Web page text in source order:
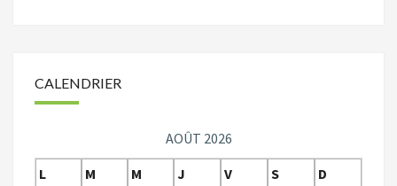
CALENDRIER
AOÛT 2026
L
M M J V S
D